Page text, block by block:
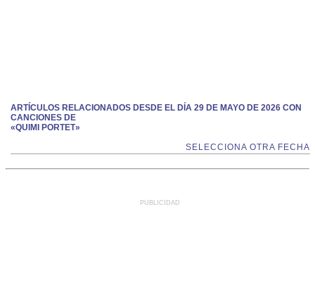
ARTÍCULOS RELACIONADOS DESDE EL DÍA 29 DE MAYO DE 2026 CON
CANCIONES DE
«QUIMI PORTET»
SELECCIONA OTRA FECHA
PUBLICIDAD